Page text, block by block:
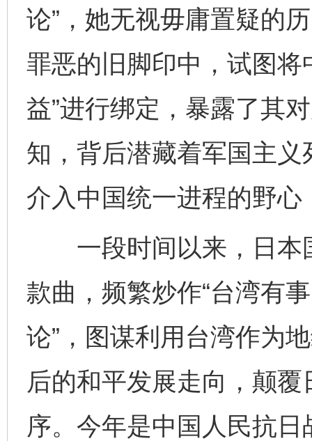
论”，她无视毋庸置疑的
罪恶的旧脚印中，试图将
益”进行绑定，暴露了其
知，背后潜藏着军国主
介入中国统一进程的野
一段时间以来，日本
款曲，频繁炒作“台湾有
论”，图谋利用台湾作为
后的和平发展走向，颠
序。今年是中国人民抗